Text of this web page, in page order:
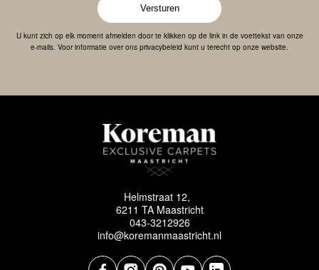
Versturen
U kunt zich op elk moment afmelden door te klikken op de link in de voettekst van onze
e-mails. Voor informatie over ons privacybeleid kunt u terecht op onze website.
Helmstraat 12,
6211 TA Maastricht
043-3212926
info@koremanmaastricht.nl